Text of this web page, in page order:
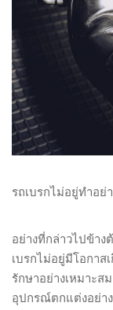
รถเบรกไม่อยู่ทำอย่
อย่างที่กล่าวไปข้า
เบรกไม่อยู่มีโอกาส
รักษาอย่างเหมาะส
อุปกรณ์ตกแต่งอย่าง